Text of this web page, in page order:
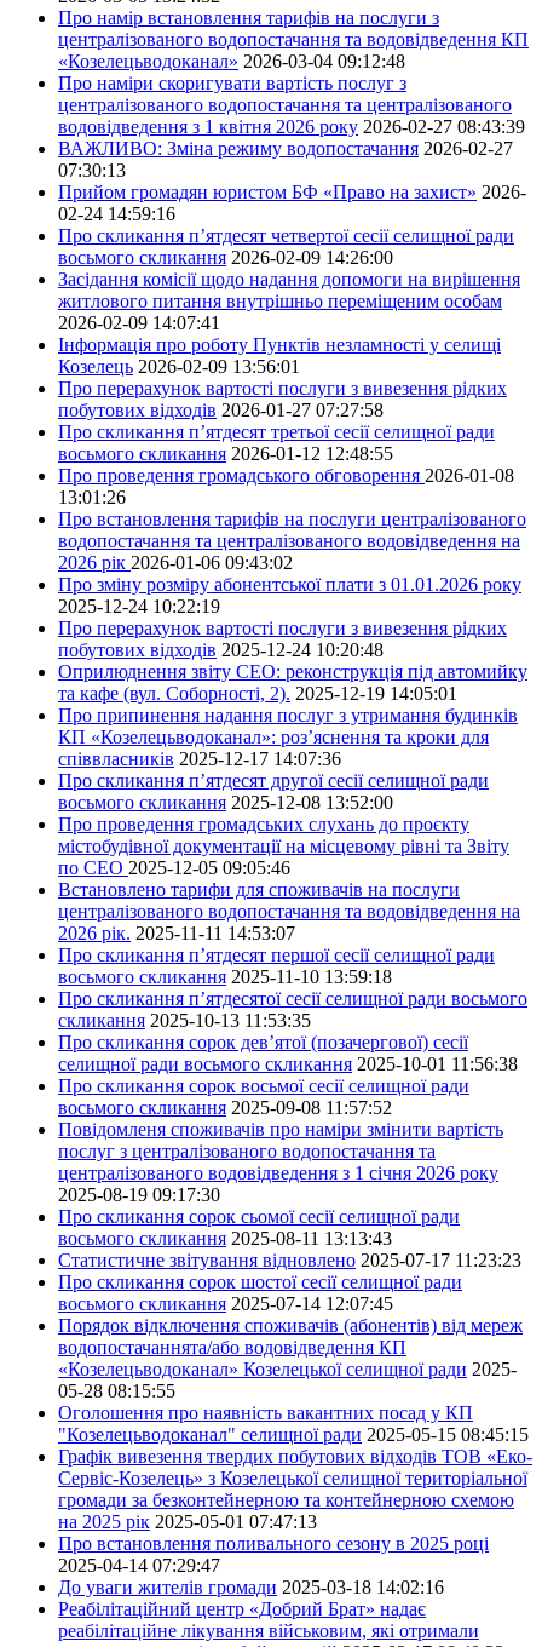
Про намір встановлення тарифів на послуги з
централізованого водопостачання та водовідведення КП
«Козелецьводоканал» 2026-03-04 09:12:48
Про наміри скоригувати вартість послуг з
централізованого водопостачання та централізованого
водовідведення з 1 квітня 2026 року 2026-02-27 08:43:39
ВАЖЛИВО: Зміна режиму водопостачання 2026-02-27
07:30:13
Прийом громадян юристом БФ «Право на захист» 2026-
02-24 14:59:16
Про скликання п’ятдесят четвертої сесії селищної ради
восьмого скликання 2026-02-09 14:26:00
Засідання комісії щодо надання допомоги на вирішення
житлового питання внутрішньо переміщеним особам
2026-02-09 14:07:41
Інформація про роботу Пунктів незламності у селищі
Козелець 2026-02-09 13:56:01
Про перерахунок вартості послуги з вивезення рідких
побутових відходів 2026-01-27 07:27:58
Про скликання п’ятдесят третьої сесії селищної ради
восьмого скликання 2026-01-12 12:48:55
Про проведення громадського обговорення 2026-01-08
13:01:26
Про встановлення тарифів на послуги централізованого
водопостачання та централізованого водовідведення на
2026 рік 2026-01-06 09:43:02
Про зміну розміру абонентської плати з 01.01.2026 року
2025-12-24 10:22:19
Про перерахунок вартості послуги з вивезення рідких
побутових відходів 2025-12-24 10:20:48
Оприлюднення звіту СЕО: реконструкція під автомийку
та кафе (вул. Соборності, 2). 2025-12-19 14:05:01
Про припинення надання послуг з утримання будинків
КП «Козелецьводоканал»: роз’яснення та кроки для
співвласників 2025-12-17 14:07:36
Про скликання п’ятдесят другої сесії селищної ради
восьмого скликання 2025-12-08 13:52:00
Про проведення громадських слухань до проєкту
містобудівної документації на місцевому рівні та Звіту
по СЕО 2025-12-05 09:05:46
Встановлено тарифи для споживачів на послуги
централізованого водопостачання та водовідведення на
2026 рік. 2025-11-11 14:53:07
Про скликання п’ятдесят першої сесії селищної ради
восьмого скликання 2025-11-10 13:59:18
Про скликання п’ятдесятої сесії селищної ради восьмого
скликання 2025-10-13 11:53:35
Про скликання сорок дев’ятої (позачергової) сесії
селищної ради восьмого скликання 2025-10-01 11:56:38
Про скликання сорок восьмої сесії селищної ради
восьмого скликання 2025-09-08 11:57:52
Повідомленя споживачів про наміри змінити вартість
послуг з централізованого водопостачання та
централізованого водовідведення з 1 січня 2026 року
2025-08-19 09:17:30
Про скликання сорок сьомої сесії селищної ради
восьмого скликання 2025-08-11 13:13:43
Статистичне звітування відновлено 2025-07-17 11:23:23
Про скликання сорок шостої сесії селищної ради
восьмого скликання 2025-07-14 12:07:45
Порядок відключення споживачів (абонентів) від мереж
водопостачаннята/або водовідведення КП
«Козелецьводоканал» Козелецької селищної ради 2025-
05-28 08:15:55
Оголошення про наявність вакантних посад у КП
"Козелецьводоканал" селищної ради 2025-05-15 08:45:15
Графік вивезення твердих побутових відходів ТОВ «Еко-
Сервіс-Козелець» з Козелецької селищної територіальної
громади за безконтейнерною та контейнерною схемою
на 2025 рік 2025-05-01 07:47:13
Про встановлення поливального сезону в 2025 році
2025-04-14 07:29:47
До уваги жителів громади 2025-03-18 14:02:16
Реабілітаційний центр «Добрий Брат» надає
реабілітаційне лікування військовим, які отримали